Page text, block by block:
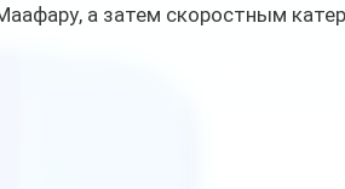
а затем скоростным